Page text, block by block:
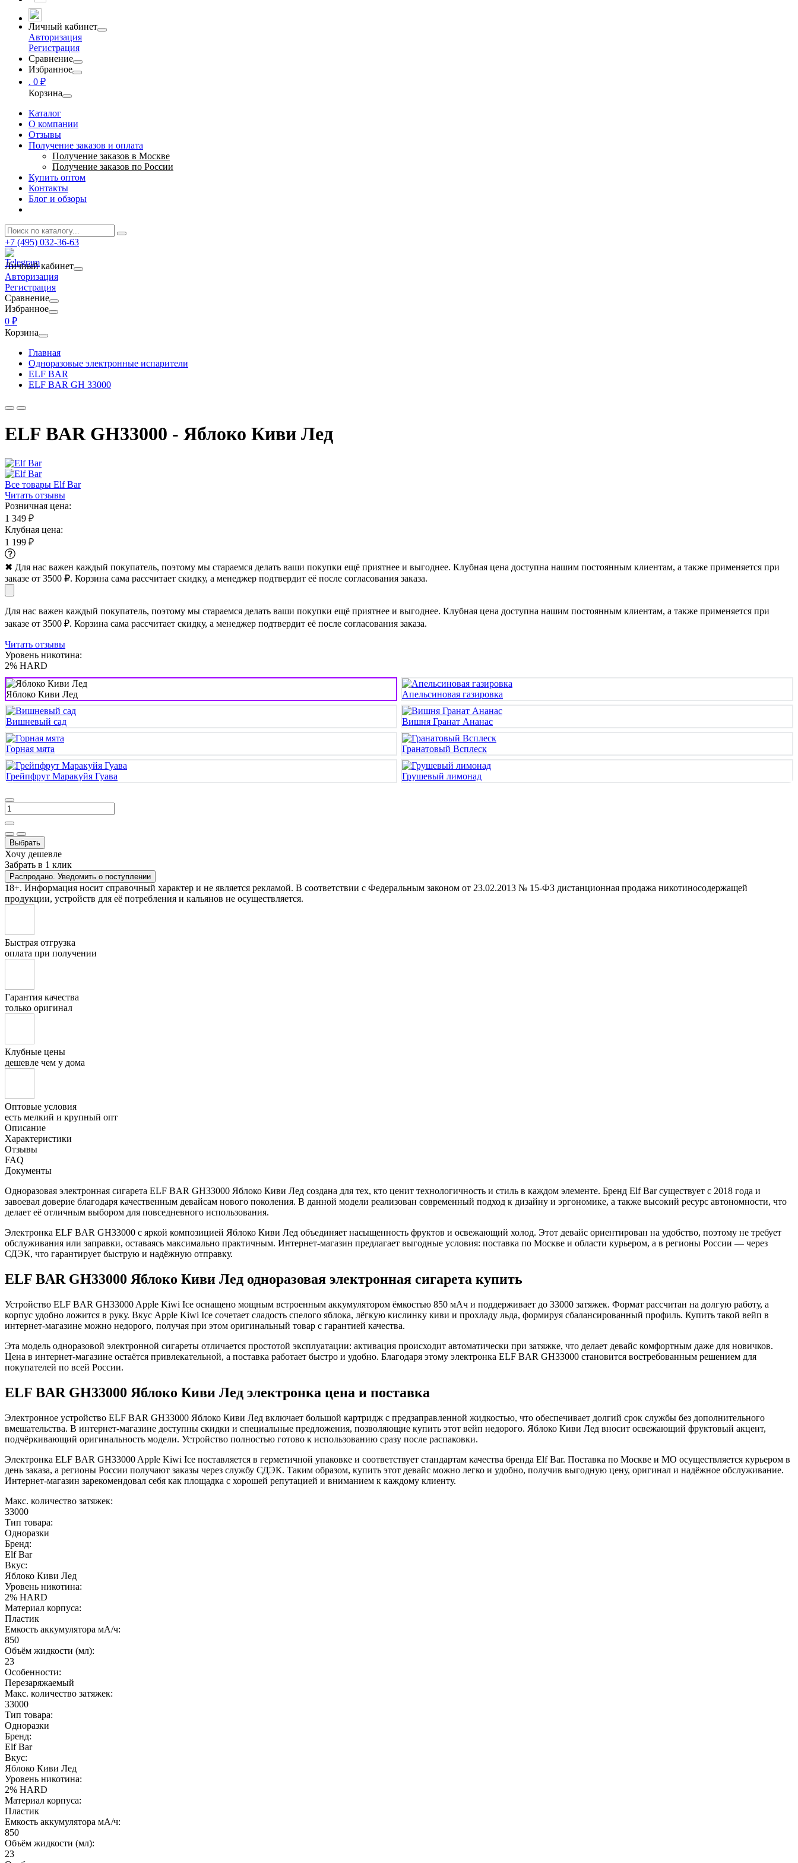
Личный кабинет
Авторизация
Регистрация
Сравнение
Избранное
. 0 ₽
Корзина
Каталог
О компании
Отзывы
Получение заказов и оплата
Получение заказов в Москве
Получение заказов по России
Купить оптом
Контакты
Блог и обзоры
+7 (495) 032-36-63
Личный кабинет
Авторизация
Регистрация
Сравнение
Избранное
0 ₽
Корзина
Главная
Одноразовые электронные испарители
ELF BAR
ELF BAR GH 33000
ELF BAR GH33000 - Яблоко Киви Лед
Все товары Elf Bar
Читать отзывы
Розничная цена:
1 349 ₽
Клубная цена:
1 199 ₽
✖ Для нас важен каждый покупатель, поэтому мы стараемся делать ваши покупки ещё приятнее и выгоднее. Клубная цена доступна нашим постоянным клиентам, а также применяется при
заказе от 3500 ₽. Корзина сама рассчитает скидку, а менеджер подтвердит её после согласования заказа.
Для нас важен каждый покупатель, поэтому мы стараемся делать ваши покупки ещё приятнее и выгоднее. Клубная цена доступна нашим постоянным клиентам, а также применяется при
заказе от 3500 ₽. Корзина сама рассчитает скидку, а менеджер подтвердит её после согласования заказа.
Читать отзывы
Уровень никотина:
2% HARD
Яблоко Киви Лед Апельсиновая газировка
Вишневый сад Вишня Гранат Ананас
Горная мята Гранатовый Всплеск
Грейпфрут Маракуйя Гуава Грушевый лимонад
Выбрать
Хочу дешевле
Забрать в 1 клик
Распродано. Уведомить о поступлении
18+. Информация носит справочный характер и не является рекламой. В соответствии с Федеральным законом от 23.02.2013 № 15-ФЗ дистанционная продажа никотиносодержащей
продукции, устройств для её потребления и кальянов не осуществляется.
Быстрая отгрузка
оплата при получении
Гарантия качества
только оригинал
Клубные цены
дешевле чем у дома
Оптовые условия
есть мелкий и крупный опт
Описание
Характеристики
Отзывы
FAQ
Документы
Одноразовая электронная сигарета ELF BAR GH33000 Яблоко Киви Лед создана для тех, кто ценит технологичность и стиль в каждом элементе. Бренд Elf Bar существует с 2018 года и
завоевал доверие благодаря качественным девайсам нового поколения. В данной модели реализован современный подход к дизайну и эргономике, а также высокий ресурс автономности, что
делает её отличным выбором для повседневного использования.
Электронка ELF BAR GH33000 с яркой композицией Яблоко Киви Лед объединяет насыщенность фруктов и освежающий холод. Этот девайс ориентирован на удобство, поэтому не требует
обслуживания или заправки, оставаясь максимально практичным. Интернет-магазин предлагает выгодные условия: поставка по Москве и области курьером, а в регионы России — через
СДЭК, что гарантирует быструю и надёжную отправку.
ELF BAR GH33000 Яблоко Киви Лед одноразовая электронная сигарета купить
Устройство ELF BAR GH33000 Apple Kiwi Ice оснащено мощным встроенным аккумулятором ёмкостью 850 мАч и поддерживает до 33000 затяжек. Формат рассчитан на долгую работу, а
корпус удобно ложится в руку. Вкус Apple Kiwi Ice сочетает сладость спелого яблока, лёгкую кислинку киви и прохладу льда, формируя сбалансированный профиль. Купить такой вейп в
интернет-магазине можно недорого, получая при этом оригинальный товар с гарантией качества.
Эта модель одноразовой электронной сигареты отличается простотой эксплуатации: активация происходит автоматически при затяжке, что делает девайс комфортным даже для новичков.
Цена в интернет-магазине остаётся привлекательной, а поставка работает быстро и удобно. Благодаря этому электронка ELF BAR GH33000 становится востребованным решением для
покупателей по всей России.
ELF BAR GH33000 Яблоко Киви Лед электронка цена и поставка
Электронное устройство ELF BAR GH33000 Яблоко Киви Лед включает большой картридж с предзаправленной жидкостью, что обеспечивает долгий срок службы без дополнительного
вмешательства. В интернет-магазине доступны скидки и специальные предложения, позволяющие купить этот вейп недорого. Яблоко Киви Лед вносит освежающий фруктовый акцент,
подчёркивающий оригинальность модели. Устройство полностью готово к использованию сразу после распаковки.
Электронка ELF BAR GH33000 Apple Kiwi Ice поставляется в герметичной упаковке и соответствует стандартам качества бренда Elf Bar. Поставка по Москве и МО осуществляется курьером в
день заказа, а регионы России получают заказы через службу СДЭК. Таким образом, купить этот девайс можно легко и удобно, получив выгодную цену, оригинал и надёжное обслуживание.
Интернет-магазин зарекомендовал себя как площадка с хорошей репутацией и вниманием к каждому клиенту.
Макс. количество затяжек:
33000
Тип товара:
Одноразки
Бренд:
Elf Bar
Вкус:
Яблоко Киви Лед
Уровень никотина:
2% HARD
Материал корпуса:
Пластик
Емкость аккумулятора мА/ч:
850
Объём жидкости (мл):
23
Особенности:
Перезаряжаемый
Макс. количество затяжек:
33000
Тип товара:
Одноразки
Бренд:
Elf Bar
Вкус:
Яблоко Киви Лед
Уровень никотина:
2% HARD
Материал корпуса:
Пластик
Емкость аккумулятора мА/ч:
850
Объём жидкости (мл):
23